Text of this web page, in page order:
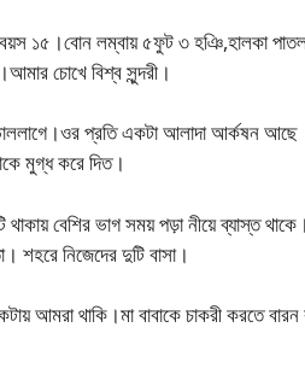
১৫।বোন লম্বায় ৫ফুট ৩ হঞি,হালকা
চোখে বিশ্ব সুন্দরী।
প্রতি একটা আলাদা আর্কষন
মুগ্ধ করে দিত।
থাকায় বেশির ভাগ সময় পড়া নীয়ে ব্যাস্ত
শহরে নিজেদের দুটি বাসা।
আমরা থাকি।মা বাবাকে চাকরী করতে বারন